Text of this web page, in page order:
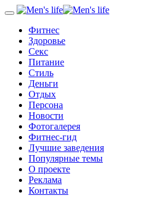
Фитнес
Здоровье
Секс
Питание
Стиль
Деньги
Отдых
Персона
Новости
Фотогалерея
Фитнес-гид
Лучшие заведения
Популярные темы
О проекте
Реклама
Контакты